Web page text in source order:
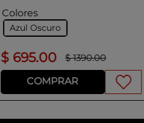
Colores
Azul Oscuro
$ 695.00 $ 1390.00
COMPRAR